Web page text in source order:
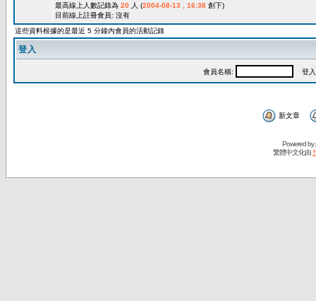
最高線上人數記錄為 20 人 (2004-08-13 , 16:38 創下)
目前線上註冊會員: 沒有
這些資料根據的是最近 5 分鐘內會員的活動記錄
登入
會員名稱: 登入
新文章
Powered by
繁體中文化由